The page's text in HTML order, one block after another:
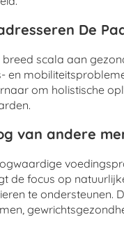
De
scala aan
en
om holistische
van andere
de focus op
te